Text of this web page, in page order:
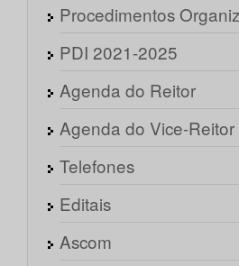
Procedimentos
PDI 2021-2025
Agenda do Reitor
Agenda do Vice-Reitor
Telefones
Editais
Ascom